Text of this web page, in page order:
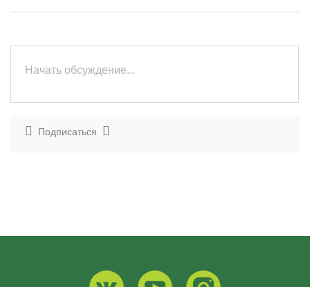
Подписаться